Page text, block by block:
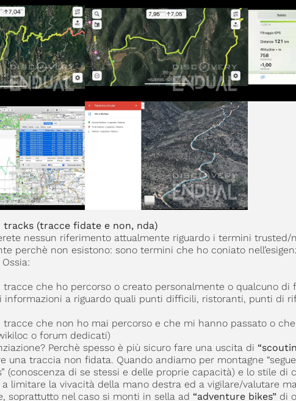
tracks (tracce fidate e non, nda)
nessun riferimento attualmente riguardo i termini trusted/
perchè non esistono: sono termini che ho coniato
tracce che ho percorso o creato personalmente o qualcuno di
informazioni a riguardo quali punti difficili, ristoranti, punti di
tracce che non ho mai percorso e che mi hanno passato o
o forum dedicati)
Perchè spesso è più sicuro fare una uscita di
una traccia non fidata. Quando andiamo per montagne
(conoscenza di se stessi e delle proprie capacità) e lo stile di
limitare la vivacità della mano destra ed a vigilare/valutare
soprattutto nel caso si monti in sella ad “adventure bikes”di